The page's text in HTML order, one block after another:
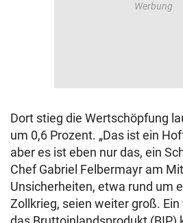
Dort stieg die Wertschöpfung
um 0,6 Prozent. „Das ist ein
aber es ist eben nur das, ein
Chef Gabriel Felbermayr am
Unsicherheiten, etwa rund um
Zollkrieg, seien weiter groß.